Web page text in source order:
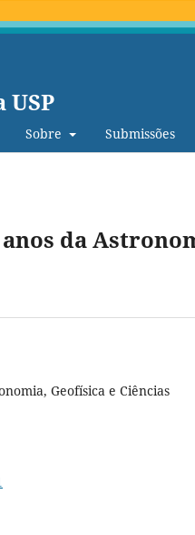
Sobre Submissões
da
Geofísica e Ciências